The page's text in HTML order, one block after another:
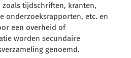
zoals tijdschriften, kranten,
onderzoeksrapporten, etc. en
een overheid of
worden secundaire
genoemd.